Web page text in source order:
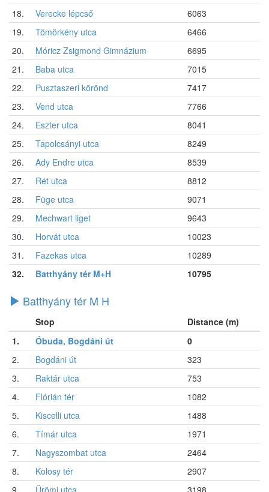
18.
Verecke lépcső
6063
19.
Tömörkény utca
6466
20.
Móricz Zsigmond Gimnázium
6695
21.
Baba utca
7015
22.
Pusztaszeri körönd
7417
23.
Vend utca
7766
24.
Eszter utca
8041
25.
Tapolcsányi utca
8249
26.
Ady Endre utca
8539
27.
Rét utca
8812
28.
Füge utca
9071
29.
Mechwart liget
9643
30.
Horvát utca
10023
31.
Fazekas utca
10289
32.
Batthyány tér M+H 10795
Batthyány tér M H
Stop
Distance (m)
1.
Óbuda, Bogdáni út
0
2.
Bogdáni út
323
3.
Raktár utca
753
4.
Flórián tér
1082
5.
Kiscelli utca
1488
6.
Tímár utca
1971
7.
Nagyszombat utca
2464
8.
Kolosy tér
2907
9.
Ürömi utca
3198